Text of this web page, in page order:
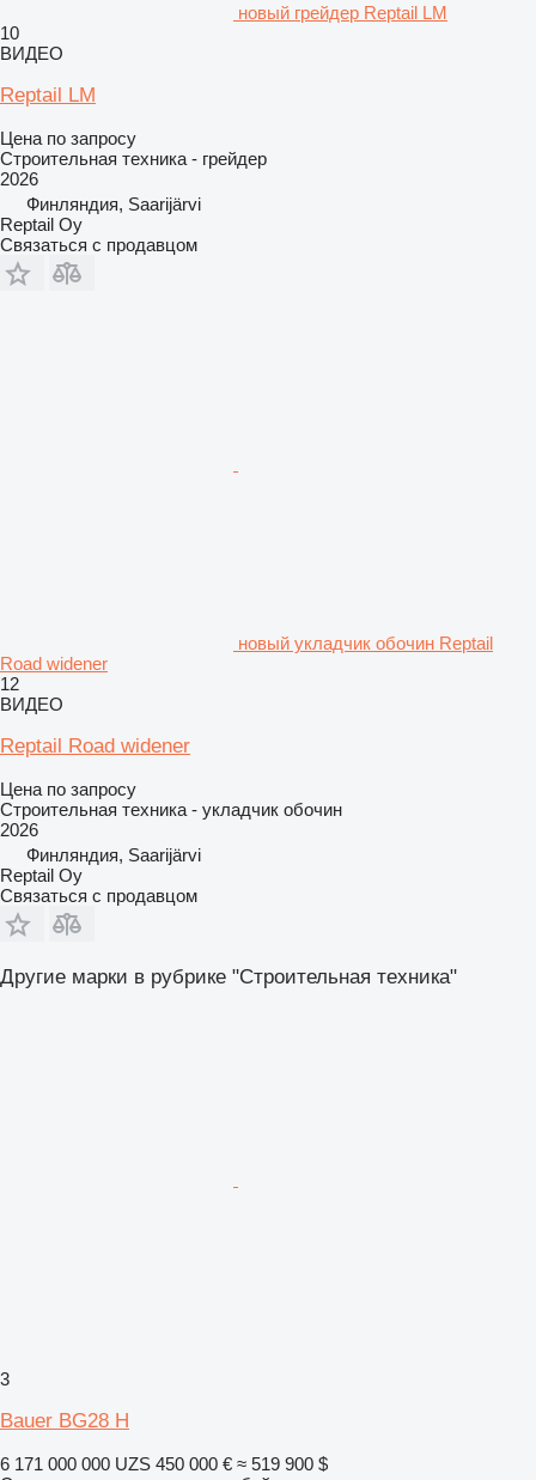
новый грейдер Reptail LM
10
ВИДЕО
Reptail LM
Цена по запросу
Строительная техника - грейдер
2026
Финляндия, Saarijärvi
Reptail Oy
Связаться с продавцом
новый укладчик обочин Reptail
Road widener
12
ВИДЕО
Reptail Road widener
Цена по запросу
Строительная техника - укладчик обочин
2026
Финляндия, Saarijärvi
Reptail Oy
Связаться с продавцом
Другие марки в рубрике "Строительная техника"
3
Bauer BG28 H
6 171 000 000 UZS 450 000 € ≈ 519 900 $